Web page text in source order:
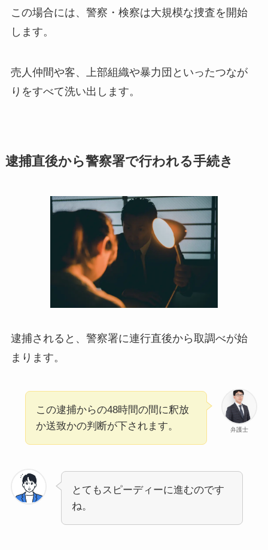
この場合には、警察・検察は大規模な捜査を開始
します。
売人仲間や客、上部組織や暴力団といったつなが
りをすべて洗い出します。
逮捕直後から警察署で行われる手続き
逮捕されると、警察署に連行直後から取調べが始
まります。
弁護士
この逮捕からの48時間の間に釈放
か送致かの判断が下されます。
とてもスピーディーに進むのです
ね。